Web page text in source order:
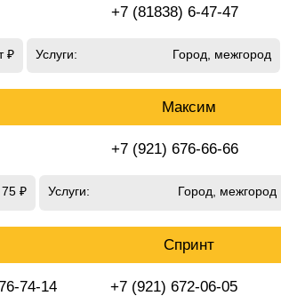
+7 (81838) 6-47-47
₽ Услуги: Город, межгород
Максим
+7 (921) 676-66-66
75 ₽ Услуги: Город, межгород
Спринт
74-14 +7 (921) 672-06-05